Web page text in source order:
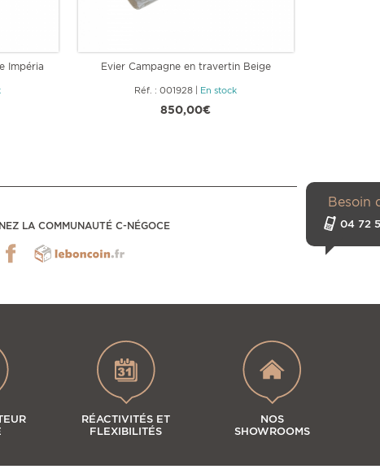
Besoin
04 72
Impéria Evier Campagne en travertin Beige
Réf. : 001928 En stock
850,00€
LA COMMUNAUTÉ C-NÉGOCE
RÉACTIVITÉS ET
FLEXIBILITÉS
NOS
SHOWROOMS